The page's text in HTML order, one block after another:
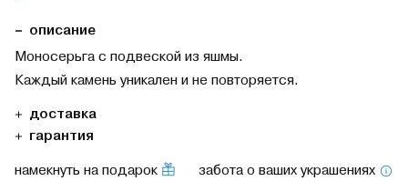
описание
Моносерьга с подвеской из яшмы.
Каждый камень уникален и не повторяется.
доставка
гарантия
намекнуть на подарок
забота о ваших украшениях